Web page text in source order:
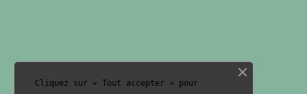
Cliquez sur « Tout accepter » pour